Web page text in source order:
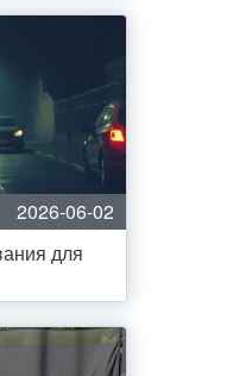
2026-06-02
для